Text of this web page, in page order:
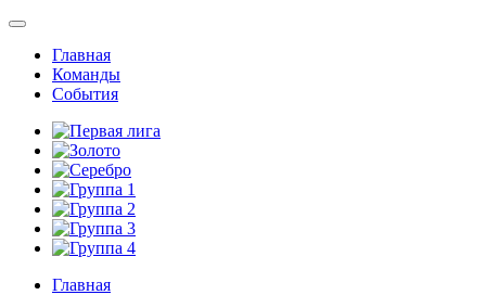
Главная
Команды
События
Главная